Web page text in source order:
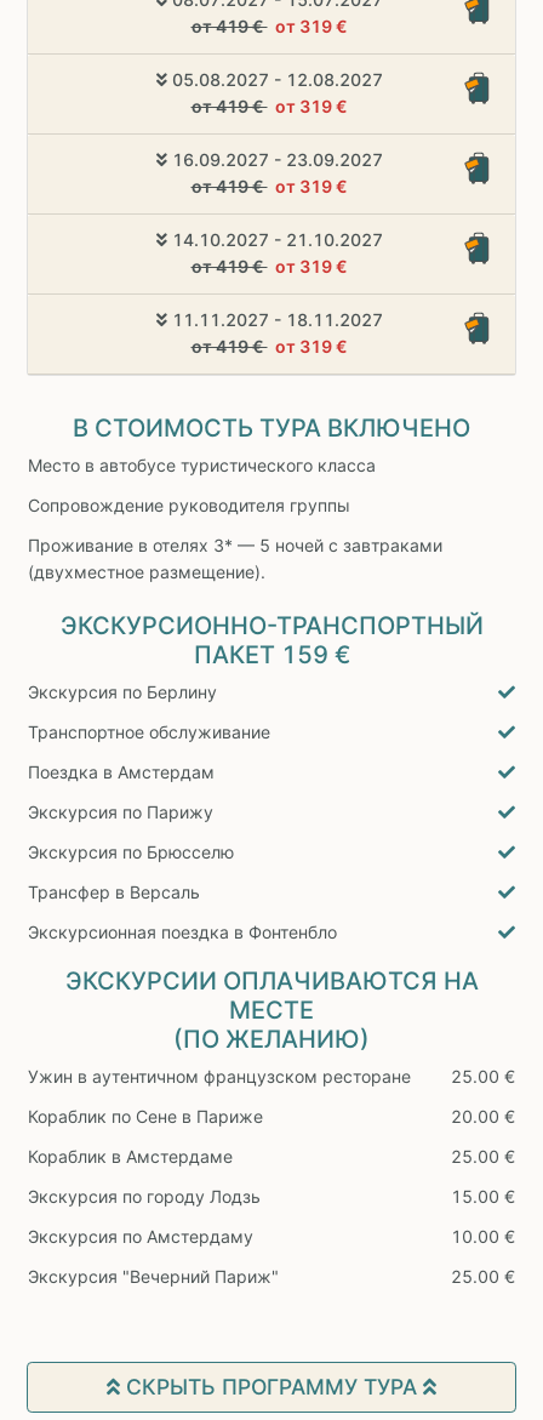
от 419 €от 319 €
05.08.2027 - 12.08.2027
от 419 €от 319 €
16.09.2027 - 23.09.2027
от 419 €от 319 €
14.10.2027 - 21.10.2027
от 419 €от 319 €
11.11.2027 - 18.11.2027
от 419 €от 319 €
В СТОИМОСТЬ ТУРА ВКЛЮЧЕНО
Место в автобусе туристического класса
Сопровождение руководителя группы
Проживание в отелях 3* — 5 ночей с завтраками
(двухместное размещение).
ЭКСКУРСИОННО-ТРАНСПОРТНЫЙ
ПАКЕТ 159 €
Экскурсия по Берлину
Транспортное обслуживание
Поездка в Амстердам
Экскурсия по Парижу
Экскурсия по Брюсселю
Трансфер в Версаль
Экскурсионная поездка в Фонтенбло
ЭКСКУРСИИ ОПЛАЧИВАЮТСЯ НА
МЕСТЕ
(ПО ЖЕЛАНИЮ)
Ужин в аутентичном французском ресторане
25.00 €
Кораблик по Сене в Париже
20.00 €
Кораблик в Амстердаме
25.00 €
Экскурсия по городу Лодзь
15.00 €
Экскурсия по Амстердаму
10.00 €
Экскурсия "Вечерний Париж"
25.00 €
СКРЫТЬ ПРОГРАММУ ТУРА